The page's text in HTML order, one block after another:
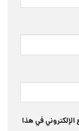
في هذا